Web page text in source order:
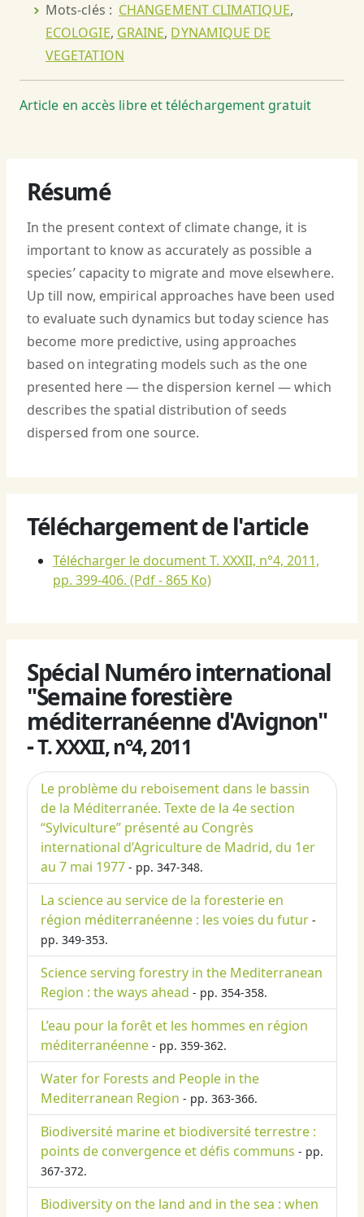
Mots-clés : CHANGEMENT CLIMATIQUE,
ECOLOGIE, GRAINE, DYNAMIQUE DE
VEGETATION
Article en accès libre et téléchargement gratuit
Résumé
In the present context of climate change, it is
important to know as accurately as possible a
species’ capacity to migrate and move elsewhere.
Up till now, empirical approaches have been used
to evaluate such dynamics but today science has
become more predictive, using approaches
based on integrating models such as the one
presented here — the dispersion kernel — which
describes the spatial distribution of seeds
dispersed from one source.
Téléchargement de l'article
Télécharger le document T. XXXII, n°4, 2011,
pp. 399-406. (Pdf - 865 Ko)
Spécial Numéro international
"Semaine forestière
méditerranéenne d'Avignon"
-T. XXXII, n°4, 2011
Le problème du reboisement dans le bassin
de la Méditerranée. Texte de la 4e section
“Sylviculture” présenté au Congrès
international d’Agriculture de Madrid, du 1er
au 7 mai 1977 - pp. 347-348.
La science au service de la foresterie en
région méditerranéenne : les voies du futur -
pp. 349-353.
Science serving forestry in the Mediterranean
Region : the ways ahead - pp. 354-358.
L’eau pour la forêt et les hommes en région
méditerranéenne - pp. 359-362.
Water for Forests and People in the
Mediterranean Region - pp. 363-366.
Biodiversité marine et biodiversité terrestre :
points de convergence et défis communs - pp.
367-372.
Biodiversity on the land and in the sea : when